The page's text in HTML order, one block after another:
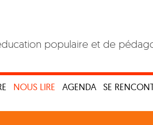
populaire et de
NOUS LIRE AGENDA SE